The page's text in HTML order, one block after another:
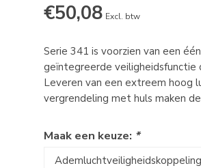
€50,08 Excl. btw
Serie 341 is voorzien van een
geïntegreerde
Leveren van een extreem hoog
vergrendeling met huls maken
Maak een keuze: *